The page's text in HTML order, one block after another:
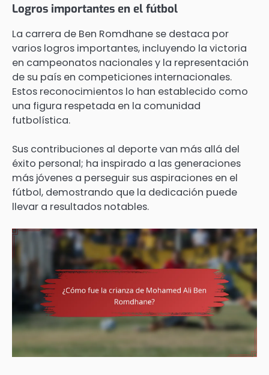
Logros importantes en el fútbol
La carrera de Ben Romdhane se destaca por
varios logros importantes, incluyendo la victoria
en campeonatos nacionales y la representación
de su país en competiciones internacionales.
Estos reconocimientos lo han establecido como
una figura respetada en la comunidad
futbolística.
Sus contribuciones al deporte van más allá del
éxito personal; ha inspirado a las generaciones
más jóvenes a perseguir sus aspiraciones en el
fútbol, demostrando que la dedicación puede
llevar a resultados notables.